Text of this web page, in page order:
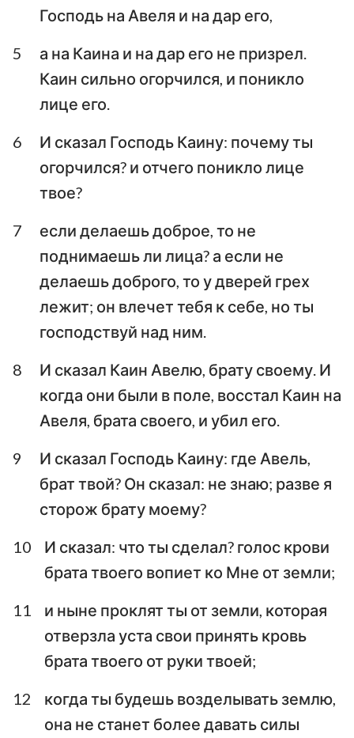
Михей Наум
Аввакум Софония
Аггей Захария
Малахия
Господь на Авеля и на дар его,
5
а на Каина и на дар его не призрел.
Каин сильно огорчился, и поникло
лице его.
6
И сказал Господь Каину: почему ты
огорчился? и отчего поникло лице
твое?
7
если делаешь доброе, то не
поднимаешь ли лица? а если не
делаешь доброго, то у дверей грех
лежит; он влечет тебя к себе, но ты
господствуй над ним.
8
И сказал Каин Авелю, брату своему. И
когда они были в поле, восстал Каин на
Авеля, брата своего, и убил его.
9
И сказал Господь Каину: где Авель,
брат твой? Он сказал: не знаю; разве я
сторож брату моему?
10
И сказал: что ты сделал? голос крови
брата твоего вопиет ко Мне от земли;
11
и ныне проклят ты от земли, которая
отверзла уста свои принять кровь
брата твоего от руки твоей;
12
когда ты будешь возделывать землю,
она не станет более давать силы